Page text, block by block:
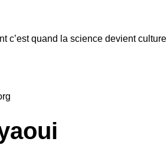
c’est quand la science devient culture